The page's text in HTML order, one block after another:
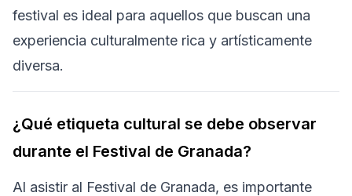
festival es ideal para aquellos que buscan una
experiencia culturalmente rica y artísticamente
diversa.
¿Qué etiqueta cultural se debe observar
durante el Festival de Granada?
Al asistir al Festival de Granada, es importante